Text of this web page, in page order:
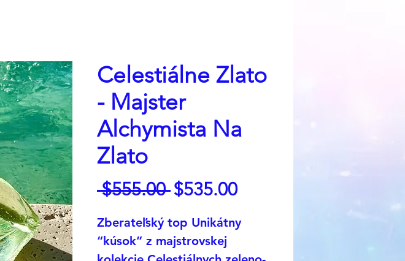
Celestiálne Zlato
- Majster
Alchymista Na
Zlato
$555.00 Regular
$535.00Sale
Zberateľský top Unikátny
“kúsok” z majstrovskej